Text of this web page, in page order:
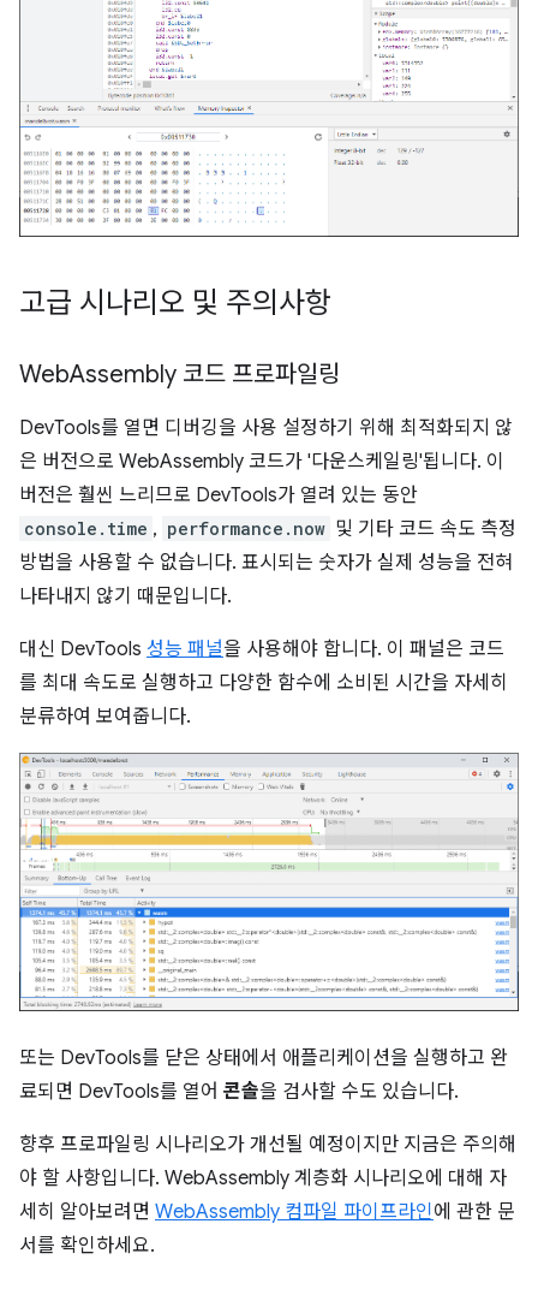
고급 시나리오 및 주의사항
WebAssembly 코드 프로파일링
DevTools를 열면 디버깅을 사용 설정하기 위해 최적화되지 않
은 버전으로 WebAssembly 코드가 '다운스케일링'됩니다. 이
버전은 훨씬 느리므로 DevTools가 열려 있는 동안
console.time , performance.now 및 기타 코드 속도 측정
방법을 사용할 수 없습니다. 표시되는 숫자가 실제 성능을 전혀
나타내지 않기 때문입니다.
대신 DevTools 성능 패널을 사용해야 합니다. 이 패널은 코드
를 최대 속도로 실행하고 다양한 함수에 소비된 시간을 자세히
분류하여 보여줍니다.
또는 DevTools를 닫은 상태에서 애플리케이션을 실행하고 완
료되면 DevTools를 열어 콘솔을 검사할 수도 있습니다.
향후 프로파일링 시나리오가 개선될 예정이지만 지금은 주의해
야 할 사항입니다. WebAssembly 계층화 시나리오에 대해 자
세히 알아보려면 WebAssembly 컴파일 파이프라인에 관한 문
서를 확인하세요.